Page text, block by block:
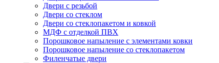
Двери с резьбой
Двери со стеклом
Двери со стеклопакетом и ковкой
МДФ с отделкой ПВХ
Порошковое напыление с элементами ковки
Порошковое напыление со стеклопакетом
Филенчатые двери